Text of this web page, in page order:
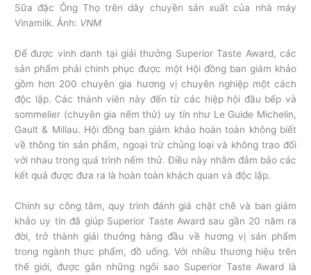
Sữa đặc Ông Thọ trên dây chuyền sản xuất của nhà máy
Vinamilk. Ảnh: VNM
Để được vinh danh tại giải thưởng Superior Taste Award, các
sản phẩm phải chinh phục được một Hội đồng ban giám khảo
gồm hơn 200 chuyên gia hương vị chuyên nghiệp một cách
độc lập. Các thành viên này đến từ các hiệp hội đầu bếp và
sommelier (chuyên gia nếm thử) uy tín như Le Guide Michelin,
Gault & Millau. Hội đồng ban giám khảo hoàn toàn không biết
về thông tin sản phẩm, ngoại trừ chủng loại và không trao đổi
với nhau trong quá trình nếm thử. Điều này nhằm đảm bảo các
kết quả được đưa ra là hoàn toàn khách quan và độc lập.
Chính sự công tâm, quy trình đánh giá chặt chẽ và ban giám
khảo uy tín đã giúp Superior Taste Award sau gần 20 năm ra
đời, trở thành giải thưởng hàng đầu về hương vị sản phẩm
trong ngành thực phẩm, đồ uống. Với nhiều thương hiệu trên
thế giới, được gắn những ngôi sao Superior Taste Award là